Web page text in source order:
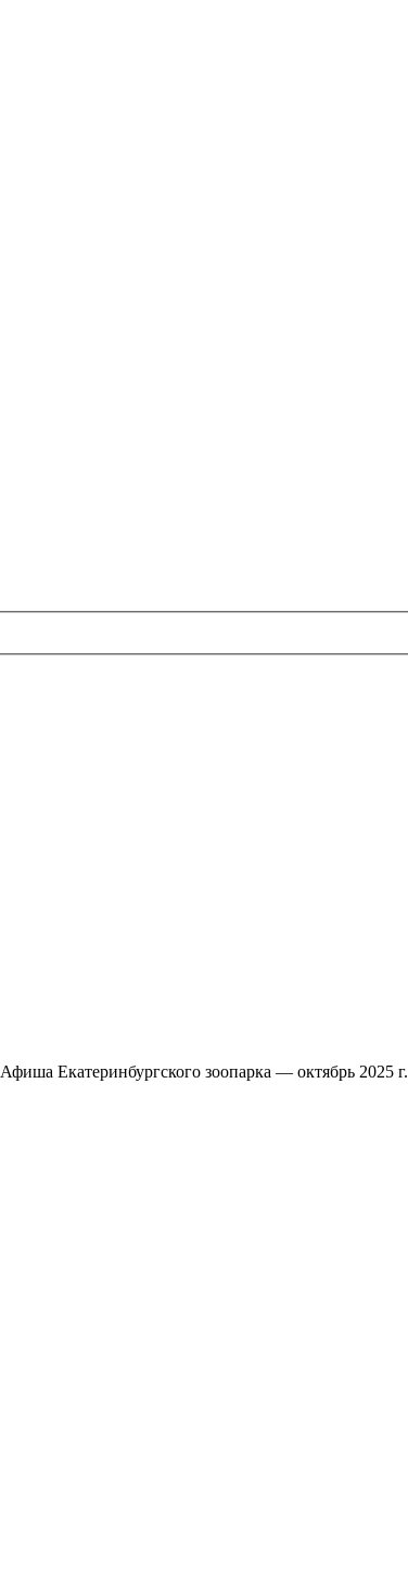
Афиша Екатеринбургского зоопарка — октябрь 2025 г.